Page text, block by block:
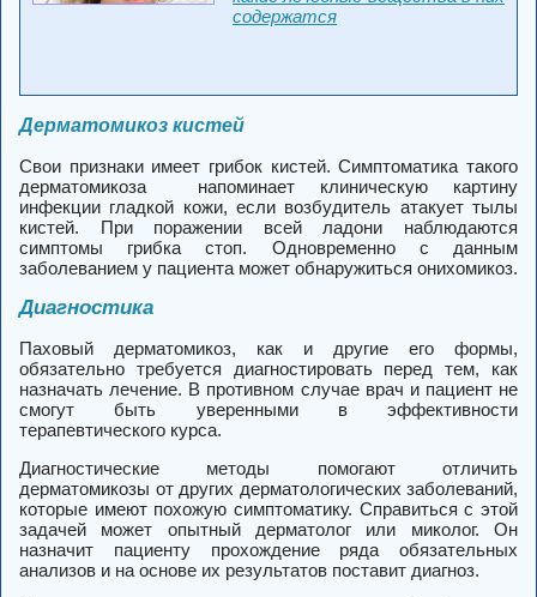
содержатся
Дерматомикоз кистей
Свои признаки имеет грибок кистей. Симптоматика такого
дерматомикоза напоминает клиническую картину
инфекции гладкой кожи, если возбудитель атакует тылы
кистей. При поражении всей ладони наблюдаются
симптомы грибка стоп. Одновременно с данным
заболеванием у пациента может обнаружиться онихомикоз.
Диагностика
Паховый дерматомикоз, как и другие его формы,
обязательно требуется диагностировать перед тем, как
назначать лечение. В противном случае врач и пациент не
смогут быть уверенными в эффективности
терапевтического курса.
Диагностические методы помогают отличить
дерматомикозы от других дерматологических заболеваний,
которые имеют похожую симптоматику. Справиться с этой
задачей может опытный дерматолог или миколог. Он
назначит пациенту прохождение ряда обязательных
анализов и на основе их результатов поставит диагноз.